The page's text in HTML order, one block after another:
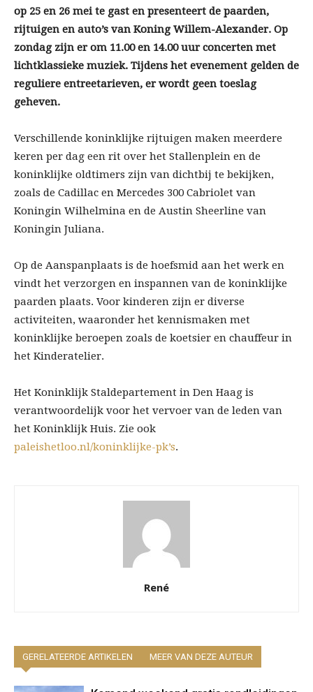
op 25 en 26 mei te gast en presenteert de paarden,
rijtuigen en auto’s van Koning Willem-Alexander. Op
zondag zijn er om 11.00 en 14.00 uur concerten met
lichtklassieke muziek. Tijdens het evenement gelden de
reguliere entreetarieven, er wordt geen toeslag
geheven.
Verschillende koninklijke rijtuigen maken meerdere
keren per dag een rit over het Stallenplein en de
koninklijke oldtimers zijn van dichtbij te bekijken,
zoals de Cadillac en Mercedes 300 Cabriolet van
Koningin Wilhelmina en de Austin Sheerline van
Koningin Juliana.
Op de Aanspanplaats is de hoefsmid aan het werk en
vindt het verzorgen en inspannen van de koninklijke
paarden plaats. Voor kinderen zijn er diverse
activiteiten, waaronder het kennismaken met
koninklijke beroepen zoals de koetsier en chauffeur in
het Kinderatelier.
Het Koninklijk Staldepartement in Den Haag is
verantwoordelijk voor het vervoer van de leden van
het Koninklijk Huis. Zie ook
paleishetloo.nl/koninklijke-pk’s.
René
GERELATEERDE ARTIKELEN MEER VAN DEZE AUTEUR